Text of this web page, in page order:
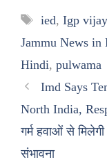
Tags
ied, Igp
Jammu News in
Hindi, pulwama
Imd Says
North India,
गर्म हवाओं से
संभावना